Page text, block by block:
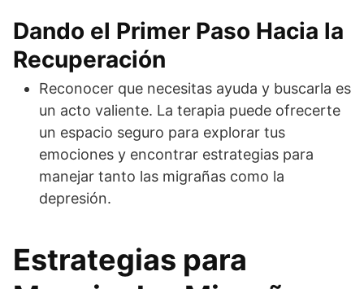
Dando el Primer Paso Hacia la
Recuperación
Reconocer que necesitas ayuda y buscarla es
un acto valiente. La terapia puede ofrecerte
un espacio seguro para explorar tus
emociones y encontrar estrategias para
manejar tanto las migrañas como la
depresión.
Estrategias para